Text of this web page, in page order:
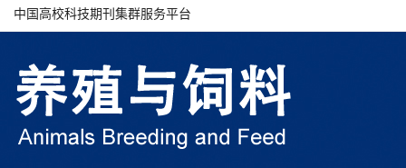
中国高校科技期刊集群服务平台